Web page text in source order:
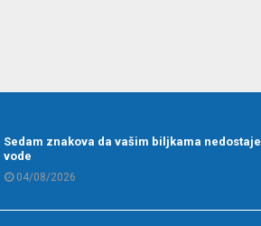
Sedam znakova da vašim biljkama nedostaje
vode
04/08/2026